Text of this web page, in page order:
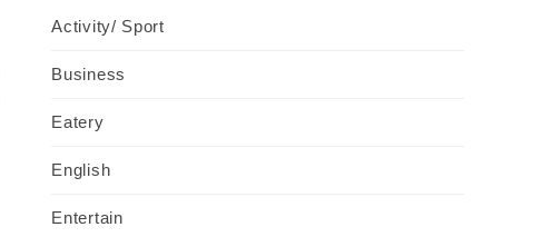
Activity/ Sport
Business
Eatery
English
Entertain